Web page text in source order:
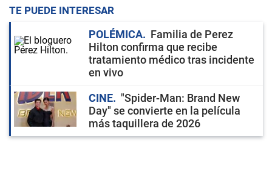
TE PUEDE INTERESAR
POLÉMICA
Familia de Perez
Hilton confirma que recibe
tratamiento médico tras incidente
en vivo
CINE
"Spider-Man: Brand New
Day" se convierte en la película
más taquillera de 2026